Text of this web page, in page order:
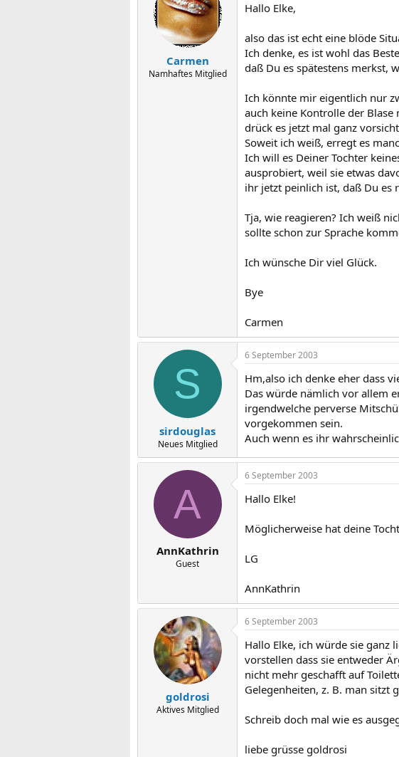
Carmen
Namhaftes Mitglied
Hallo Elke,
also das ist echt eine blöde
Ich denke, es ist wohl das
daß Du es spätestens merkst,
Ich könnte mir eigentlich nur
auch keine Kontrolle der
drück es jetzt mal ganz
Soweit ich weiß, erregt es
Ich will es Deiner Tochter
ausprobiert, weil sie etwas
ihr jetzt peinlich ist, daß Du es
Tja, wie reagieren? Ich weiß
sollte schon zur Sprache
Ich wünsche Dir viel Glück.
Bye
Carmen
S
sirdouglas
Neues Mitglied
6 September 2003
Hm,also ich denke eher dass
Das würde nämlich vor allem
irgendwelche perverse
vorgekommen sein.
Auch wenn es ihr
A
AnnKathrin
Guest
6 September 2003
Hallo Elke!
Möglicherweise hat deine
LG
AnnKathrin
goldrosi
Aktives Mitglied
6 September 2003
Hallo Elke, ich würde sie
vorstellen dass sie entweder
nicht mehr geschafft auf
Gelegenheiten, z. B. man sitzt
Schreib doch mal wie es
liebe grüsse goldrosi